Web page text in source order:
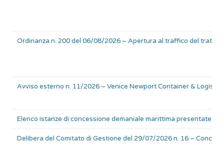
Ordinanza n. 200 del 06/08/2026 – Apertura al traffico del tratto
Avviso esterno n. 11/2026 – Venice Newport Container & Logistics
Elenco istanze di concessione demaniale marittima presentate il
Delibera del Comitato di Gestione del 29/07/2026 n. 16 –